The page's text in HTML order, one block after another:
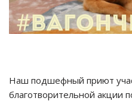
Наш подшефный приют
благотворительной акции